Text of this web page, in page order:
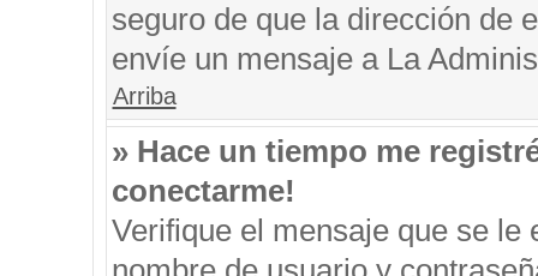
seguro de que la dirección de
envíe un mensaje a La
Arriba
» Hace un tiempo me
conectarme!
Verifique el mensaje que se